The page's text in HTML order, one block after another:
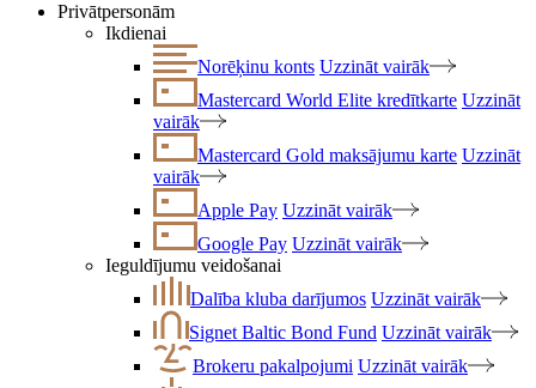
Privātpersonām
Ikdienai
Norēķinu konts Uzzināt vairāk
Mastercard World Elite kredītkarte Uzzināt
vairāk
Mastercard Gold maksājumu karte Uzzināt
vairāk
Apple Pay Uzzināt vairāk
Google Pay Uzzināt vairāk
Ieguldījumu veidošanai
Dalība kluba darījumos Uzzināt vairāk
Signet Baltic Bond Fund Uzzināt vairāk
Brokeru pakalpojumi Uzzināt vairāk